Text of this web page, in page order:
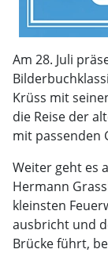
Am 28. Juli
Krüss mit
die Reise der
mit passenden
Weiter geht es
Hermann
kleinsten
ausbricht und
Brücke führt,